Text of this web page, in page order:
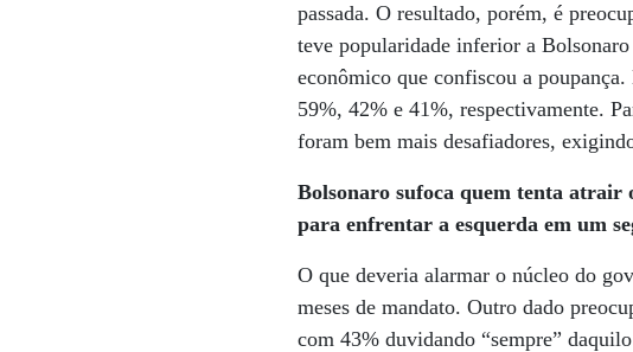
passada. O resultado, porém, é
teve popularidade inferior a
econômico que confiscou a
59%, 42% e 41%, respectivamente.
foram bem mais desafiadores,
Bolsonaro sufoca quem tenta atrair
para enfrentar a esquerda em um
O que deveria alarmar o núcleo do
meses de mandato. Outro dado
com 43% duvidando “sempre”